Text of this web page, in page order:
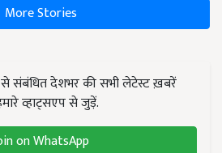
More Stories
संबंधित देशभर की सभी लेटेस्ट ख़बरें
व्हाट्सएप से जुड़ें.
on WhatsApp